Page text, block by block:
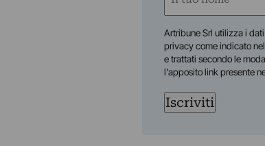
Artribune Srl utilizza i
privacy come indicato
e trattati secondo le
l'apposito link presente
Iscriviti